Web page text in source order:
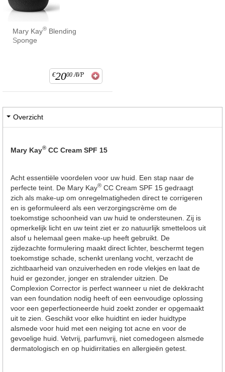
Mary Kay® Blending
Sponge
€2000 AVP
Overzicht
Mary Kay® CC Cream SPF 15
Acht essentiële voordelen voor uw huid. Een stap naar de
perfecte teint. De Mary Kay® CC Cream SPF 15 gedraagt
zich als make-up om onregelmatigheden direct te corrigeren
en is geformuleerd als een verzorgingscrème om de
toekomstige schoonheid van uw huid te ondersteunen. Zij is
opmerkelijk licht en uw teint ziet er zo natuurlijk smetteloos uit
alsof u helemaal geen make-up heeft gebruikt. De
zijdezachte formulering maakt direct lichter, beschermt tegen
toekomstige schade, schenkt urenlang vocht, verzacht de
zichtbaarheid van onzuiverheden en rode vlekjes en laat de
huid er gezonder, jonger en stralender uitzien. De
Complexion Corrector is perfect wanneer u niet de dekkracht
van een foundation nodig heeft of een eenvoudige oplossing
voor een geperfectioneerde huid zoekt zonder er opgemaakt
uit te zien. Geschikt voor elke huidtint en ieder huidtype
alsmede voor huid met een neiging tot acne en voor de
gevoelige huid. Vetvrij, parfumvrij, niet comedogeen alsmede
dermatologisch en op huidirritaties en allergieën getest.